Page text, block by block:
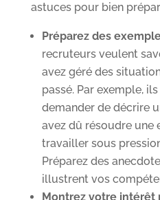
astuces pour bien
Préparez des
recruteurs veulent
avez géré des
passé. Par exemple,
demander de décrire
avez dû résoudre
travailler sous
Préparez des
illustrent vos
Montrez votre intérêt